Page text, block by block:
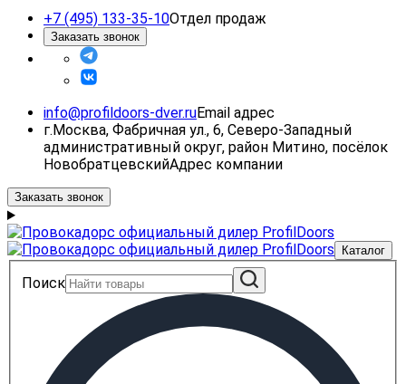
+7 (495) 133-35-10Отдел продаж
Заказать звонок
info@profildoors-dver.ruEmail адрес
г.Москва, Фабричная ул., 6, Северо-Западный
административный округ, район Митино, посёлок
НовобратцевскийАдрес компании
Заказать звонок
Каталог
Поиск